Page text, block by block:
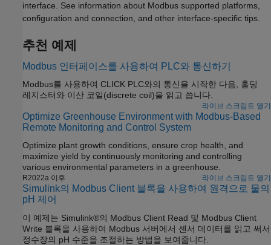
interface. See information about Modbus supported platforms,
configuration and connection, and other interface-specific tips.
추천 예제
Modbus 인터페이스를 사용하여 PLC와 통신하기
Modbus를 사용하여 CLICK PLC와의 통신을 시작한 다음, 홀딩
레지스터와 이산 코일(discrete coil)을 읽고 씁니다.
라이브 스크립트 열기
Optimize Greenhouse Environment with Modbus-Based
Remote Monitoring and Control System
Optimize plant growth conditions, ensure crop health, and
maximize yield by continuously monitoring and controlling
various environmental parameters in a greenhouse.
R2022a 이후 라이브 스크립트 열기
Simulink의 Modbus Client 블록을 사용하여 원격으로 물의
pH 제어
이 예제는 Simulink®의 Modbus Client Read 및 Modbus Client
Write 블록을 사용하여 Modbus 서버에서 센서 데이터를 읽고 써서
정수장의 pH 수준을 조절하는 방법을 보여줍니다.